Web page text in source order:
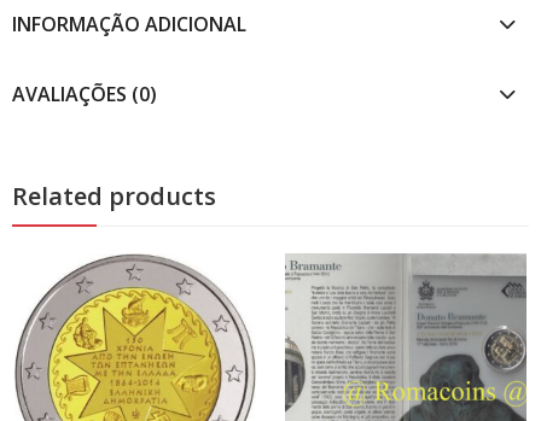
INFORMAÇÃO ADICIONAL
AVALIAÇÕES (0)
Related products